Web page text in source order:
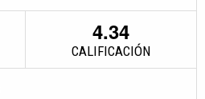
4.34
CALIFICACIÓN